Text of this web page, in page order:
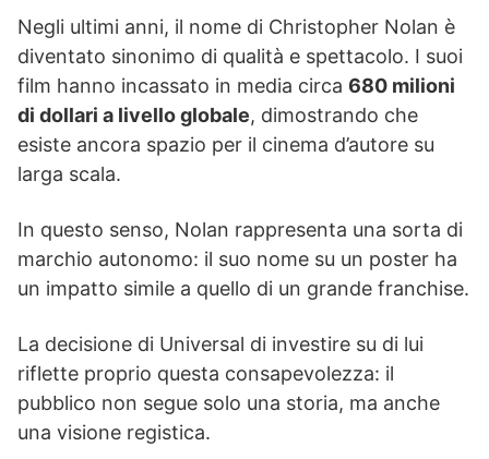
Negli ultimi anni, il nome di Christopher Nolan è
diventato sinonimo di qualità e spettacolo. I suoi
film hanno incassato in media circa 680 milioni
di dollari a livello globale, dimostrando che
esiste ancora spazio per il cinema d’autore su
larga scala.
In questo senso, Nolan rappresenta una sorta di
marchio autonomo: il suo nome su un poster ha
un impatto simile a quello di un grande franchise.
La decisione di Universal di investire su di lui
riflette proprio questa consapevolezza: il
pubblico non segue solo una storia, ma anche
una visione registica.